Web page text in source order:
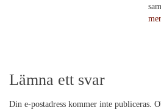
mer
Lämna ett svar
Din e-postadress kommer inte publiceras.